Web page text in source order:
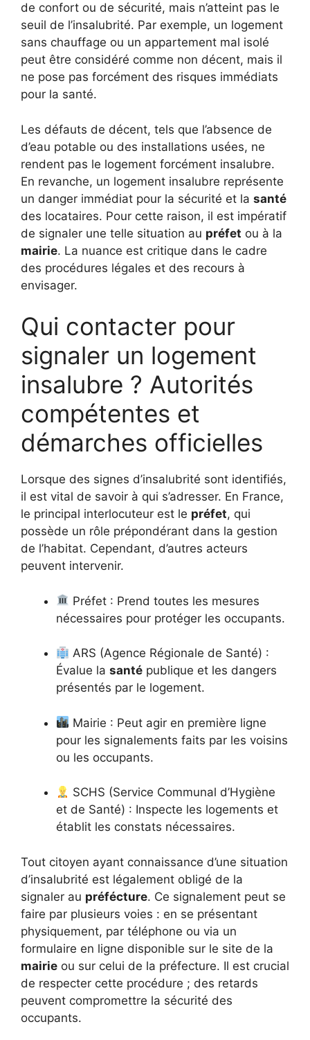
de confort ou de sécurité, mais n’atteint pas le
seuil de l’insalubrité. Par exemple, un logement
sans chauffage ou un appartement mal isolé
peut être considéré comme non décent, mais il
ne pose pas forcément des risques immédiats
pour la santé.
Les défauts de décent, tels que l’absence de
d’eau potable ou des installations usées, ne
rendent pas le logement forcément insalubre.
En revanche, un logement insalubre représente
un danger immédiat pour la sécurité et la santé
des locataires. Pour cette raison, il est impératif
de signaler une telle situation au préfet ou à la
mairie. La nuance est critique dans le cadre
des procédures légales et des recours à
envisager.
Qui contacter pour
signaler un logement
insalubre ? Autorités
compétentes et
démarches officielles
Lorsque des signes d’insalubrité sont identifiés,
il est vital de savoir à qui s’adresser. En France,
le principal interlocuteur est le préfet, qui
possède un rôle prépondérant dans la gestion
de l’habitat. Cependant, d’autres acteurs
peuvent intervenir.
Préfet : Prend toutes les mesures
nécessaires pour protéger les occupants.
ARS (Agence Régionale de Santé) :
Évalue la santé publique et les dangers
présentés par le logement.
Mairie : Peut agir en première ligne
pour les signalements faits par les voisins
ou les occupants.
SCHS (Service Communal d’Hygiène
et de Santé) : Inspecte les logements et
établit les constats nécessaires.
Tout citoyen ayant connaissance d’une situation
d’insalubrité est légalement obligé de la
signaler au préfécture. Ce signalement peut se
faire par plusieurs voies : en se présentant
physiquement, par téléphone ou via un
formulaire en ligne disponible sur le site de la
mairie ou sur celui de la préfecture. Il est crucial
de respecter cette procédure ; des retards
peuvent compromettre la sécurité des
occupants.